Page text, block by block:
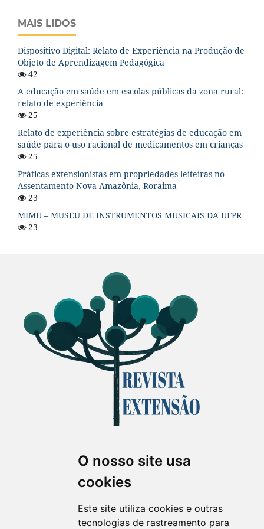
O nosso site usa
cookies
Este site utiliza cookies e outras
tecnologias de rastreamento para
MAIS LIDOS
Dispositivo Digital: Relato de Experiência na Produção de
Objeto de Aprendizagem Pedagógica
42
A educação em saúde em escolas públicas da zona rural:
relato de experiência
25
Relato de experiência sobre estratégias de educação em
saúde para o uso racional de medicamentos em crianças
25
Práticas extensionistas em propriedades leiteiras no
Assentamento Nova Amazônia, Roraima
23
MIMU – MUSEU DE INSTRUMENTOS MUSICAIS DA UFPR
23
Revista Extensão em Foco
ISSN 2358-7180 (on-line)